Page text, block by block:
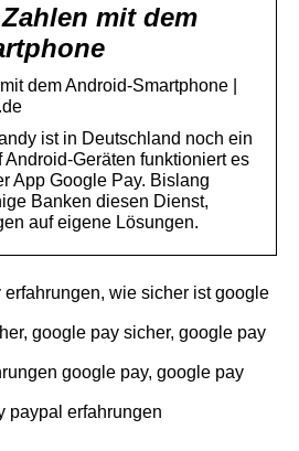
mit dem
dem Android-Smartphone |
ist in Deutschland noch ein
Android-Geräten funktioniert es
App Google Pay. Bislang
Banken diesen Dienst,
auf eigene Lösungen.
wie sicher ist google
google pay sicher, google pay
google pay, google pay
paypal erfahrungen